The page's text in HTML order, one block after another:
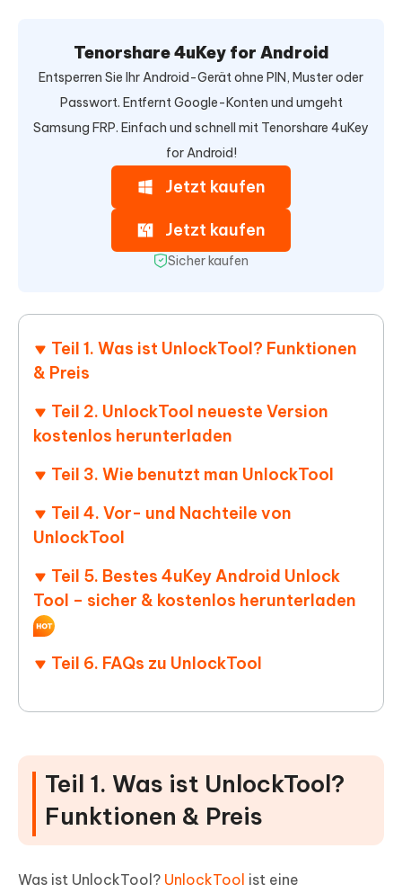
Tenorshare 4uKey for Android
Entsperren Sie Ihr Android-Gerät ohne PIN, Muster oder
Passwort. Entfernt Google-Konten und umgeht
Samsung FRP. Einfach und schnell mit Tenorshare 4uKey
for Android!
Jetzt kaufen
Jetzt kaufen
Sicher kaufen
Teil 1. Was ist UnlockTool? Funktionen
& Preis
Teil 2. UnlockTool neueste Version
kostenlos herunterladen
Teil 3. Wie benutzt man UnlockTool
Teil 4. Vor- und Nachteile von
UnlockTool
Teil 5. Bestes 4uKey Android Unlock
Tool – sicher & kostenlos herunterladen
Teil 6. FAQs zu UnlockTool
Teil 1. Was ist UnlockTool?
Funktionen & Preis
Was ist UnlockTool? UnlockTool ist eine